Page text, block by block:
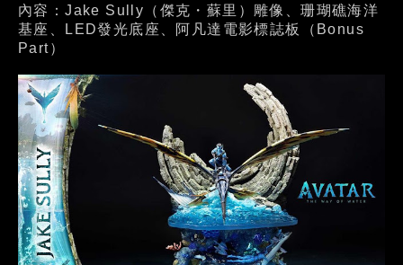
內容：Jake Sully（傑克・蘇里）雕像、珊瑚礁海洋
基座、LED發光底座、阿凡達電影標誌板（Bonus
Part）